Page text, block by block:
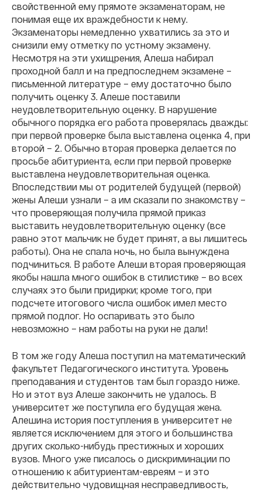
свойственной ему прямоте экзаменаторам, не
понимая еще их враждебности к нему.
Экзаменаторы немедленно ухватились за это и
снизили ему отметку по устному экзамену.
Несмотря на эти ухищрения, Алеша набирал
проходной балл и на предпоследнем экзамене –
письменной литературе – ему достаточно было
получить оценку 3. Алеше поставили
неудовлетворительную оценку. В нарушение
обычного порядка его работа проверялась дважды:
при первой проверке была выставлена оценка 4, при
второй – 2. Обычно вторая проверка делается по
просьбе абитуриента, если при первой проверке
выставлена неудовлетворительная оценка.
Впоследствии мы от родителей будущей (первой)
жены Алеши узнали – а им сказали по знакомству –
что проверяющая получила прямой приказ
выставить неудовлетворительную оценку (все
равно этот мальчик не будет принят, а вы лишитесь
работы). Она не спала ночь, но была вынуждена
подчиниться. В работе Алеши вторая проверяющая
якобы нашла много ошибок в стилистике – во всех
случаях это были придирки; кроме того, при
подсчете итогового числа ошибок имел место
прямой подлог. Но оспаривать это было
невозможно – нам работы на руки не дали!
В том же году Алеша поступил на математический
факультет Педагогического института. Уровень
преподавания и студентов там был гораздо ниже.
Но и этот вуз Алеше закончить не удалось. В
университет же поступила его будущая жена.
Алешина история поступления в университет не
является исключением для этого и большинства
других сколько-нибудь престижных и хороших
вузов. Много уже писалось о дискриминации по
отношению к абитуриентам-евреям – и это
действительно чудовищная несправедливость,